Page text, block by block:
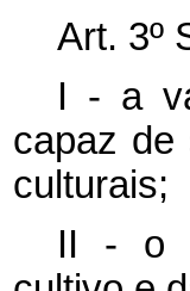
Art. 3º
I - a
capaz de
culturais;
II - o